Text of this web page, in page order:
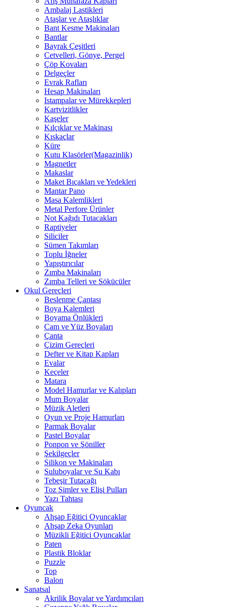
Ambalaj Lastikleri
Ataşlar ve Ataşlıklar
Bant Kesme Makinaları
Bantlar
Bayrak Çeşitleri
Cetvelleri, Gönye, Pergel
Çöp Kovaları
Delgeçler
Evrak Rafları
Hesap Makinaları
Istampalar ve Mürekkepleri
Kartvizitlikler
Kaşeler
Kılçıklar ve Makinası
Kıskaçlar
Küre
Kutu Klasörler(Magazinlik)
Magnetler
Makaslar
Maket Bıçakları ve Yedekleri
Mantar Pano
Masa Kalemlikleri
Metal Perfore Ürünler
Not Kağıdı Tutacakları
Raptiyeler
Siliciler
Sümen Takımları
Toplu İğneler
Yapıştırıcılar
Zımba Makinaları
Zımba Telleri ve Sökücüler
Okul Gereçleri
Beslenme Çantası
Boya Kalemleri
Boyama Önlükleri
Cam ve Yüz Boyaları
Çanta
Çizim Gereçleri
Defter ve Kitap Kapları
Evalar
Keçeler
Matara
Model Hamurlar ve Kalıpları
Mum Boyalar
Müzik Aletleri
Oyun ve Proje Hamurları
Parmak Boyalar
Pastel Boyalar
Ponpon ve Şöniller
Şekilgeçler
Silikon ve Makinaları
Suluboyalar ve Su Kabı
Tebeşir Tutacağı
Toz Simler ve Elişi Pulları
Yazı Tahtası
Oyuncak
Ahşap Eğitici Oyuncaklar
Ahşap Zeka Oyunları
Müzikli Eğitici Oyuncaklar
Paten
Plastik Bloklar
Puzzle
Top
Balon
Sanatsal
Akrilik Boyalar ve Yardımcıları